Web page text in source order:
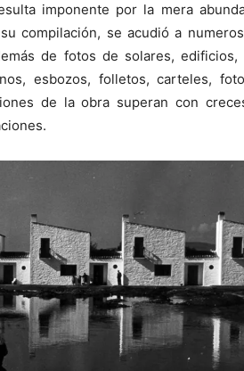
imponente por la mera
compilación, se acudió a
de fotos de solares, edificios,
esbozos, folletos, carteles,
de la obra superan con